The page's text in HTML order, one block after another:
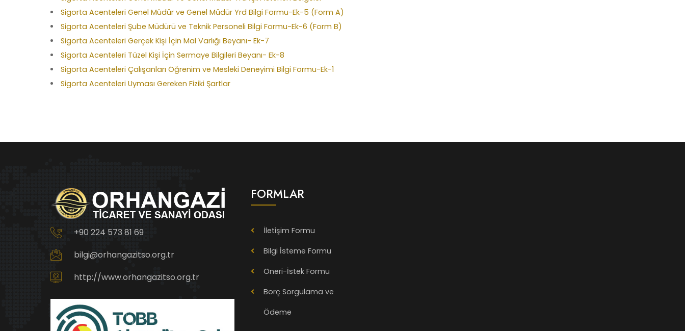
Sigorta Acenteleri Genel Müdür ve Genel Müdür Yrd Bilgi Formu-Ek-5 (Form A)
Sigorta Acenteleri Şube Müdürü ve Teknik Personeli Bilgi Formu-Ek-6 (Form B)
Sigorta Acenteleri Gerçek Kişi İçin Mal Varlığı Beyanı- Ek-7
Sigorta Acenteleri Tüzel Kişi İçin Sermaye Bilgileri Beyanı- Ek-8
Sigorta Acenteleri Çalışanları Öğrenim ve Mesleki Deneyimi Bilgi Formu-Ek-1
Sigorta Acenteleri Uyması Gereken Fiziki Şartlar
+90 224 573 81 69
bilgi@orhangazitso.org.tr
http://www.orhangazitso.org.tr
FORMLAR
İletişim Formu
Bilgi İsteme Formu
Öneri-İstek Formu
Borç Sorgulama ve
Ödeme